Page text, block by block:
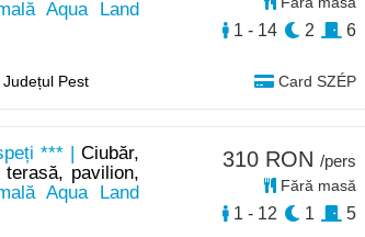
Aqua Land
Pest Card SZÉP
1 - 14 2 6
*** |Ciubăr,
pavilion,
Aqua Land
310 RON /pers
Fără masă
1 - 12 1 5